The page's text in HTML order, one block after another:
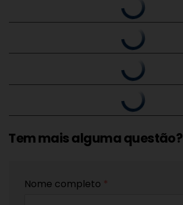
Tem mais alguma questão?
Nome completo *